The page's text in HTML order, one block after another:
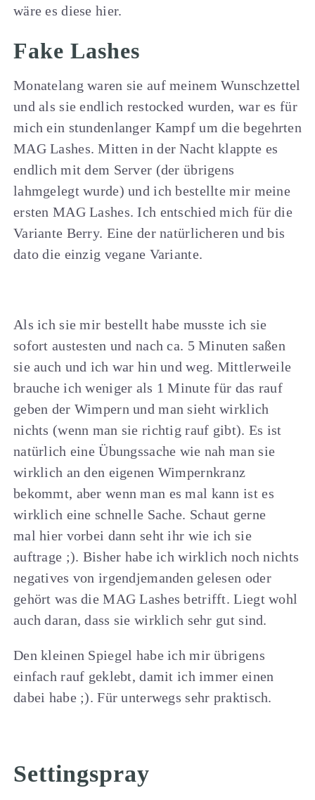
wäre es diese hier.
Fake Lashes
Monatelang waren sie auf meinem Wunschzettel
und als sie endlich restocked wurden, war es für
mich ein stundenlanger Kampf um die begehrten
MAG Lashes. Mitten in der Nacht klappte es
endlich mit dem Server (der übrigens
lahmgelegt wurde) und ich bestellte mir meine
ersten MAG Lashes. Ich entschied mich für die
Variante Berry. Eine der natürlicheren und bis
dato die einzig vegane Variante.
Als ich sie mir bestellt habe musste ich sie
sofort austesten und nach ca. 5 Minuten saßen
sie auch und ich war hin und weg. Mittlerweile
brauche ich weniger als 1 Minute für das rauf
geben der Wimpern und man sieht wirklich
nichts (wenn man sie richtig rauf gibt). Es ist
natürlich eine Übungssache wie nah man sie
wirklich an den eigenen Wimpernkranz
bekommt, aber wenn man es mal kann ist es
wirklich eine schnelle Sache. Schaut gerne
mal hier vorbei dann seht ihr wie ich sie
auftrage ;). Bisher habe ich wirklich noch nichts
negatives von irgendjemanden gelesen oder
gehört was die MAG Lashes betrifft. Liegt wohl
auch daran, dass sie wirklich sehr gut sind.
Den kleinen Spiegel habe ich mir übrigens
einfach rauf geklebt, damit ich immer einen
dabei habe ;). Für unterwegs sehr praktisch.
Settingspray